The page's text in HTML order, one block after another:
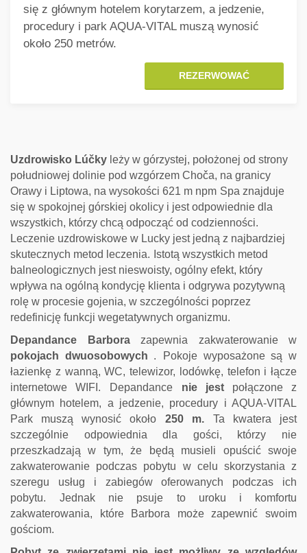
się z głównym hotelem korytarzem, a jedzenie,
procedury i park AQUA-VITAL muszą wynosić
około 250 metrów.
REZERWOWAĆ
Uzdrowisko Lúčky leży w górzystej, położonej od strony
południowej dolinie pod wzgórzem Choča, na granicy
Orawy i Liptowa, na wysokości 621 m npm Spa znajduje
się w spokojnej górskiej okolicy i jest odpowiednie dla
wszystkich, którzy chcą odpocząć od codzienności.
Leczenie uzdrowiskowe w Lucky jest jedną z najbardziej
skutecznych metod leczenia. Istotą wszystkich metod
balneologicznych jest nieswoisty, ogólny efekt, który
wpływa na ogólną kondycję klienta i odgrywa pozytywną
rolę w procesie gojenia, w szczególności poprzez
redefinicję funkcji wegetatywnych organizmu.
Depandance Barborazapewnia zakwaterowanie w
pokojach dwuosobowych .
Pokoje wyposażone są w
łazienkę z wanną, WC, telewizor, lodówkę, telefon i łącze
internetowe WIFI.
Depandance nie jestpołączone z
głównym hotelem, a jedzenie, procedury i AQUA-VITAL
Park muszą wynosić około 250 m.
Ta kwatera jest
szczególnie odpowiednia dla gości, którzy nie
przeszkadzają w tym, że będą musieli opuścić swoje
zakwaterowanie podczas pobytu w celu skorzystania z
szeregu usług i zabiegów oferowanych podczas ich
pobytu.
Jednak nie psuje to uroku i komfortu
zakwaterowania, które Barbora może zapewnić swoim
gościom.